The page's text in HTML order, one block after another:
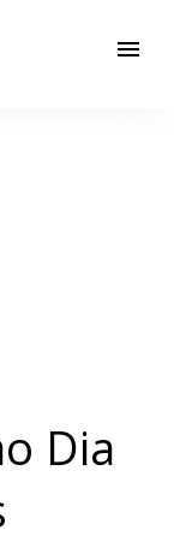
menu
Dia